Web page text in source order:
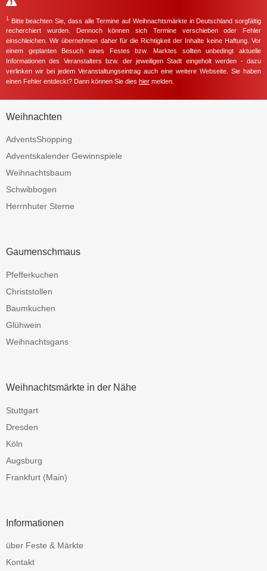
1
Bitte beachten Sie, dass alle Termine auf Weihnachtsmärkte in Deutschland sorgfältig
recherchiert wurden. Dennoch können sich Termine verschieben oder Fehler
einschleichen. Wir übernehmen daher für die Richtigkeit der Inhalte keine Haftung. Vor
einem geplanten Besuch eines Festes bzw. Marktes sollten unbedingt aktuelle
Informationen des Veranstalters bzw. der jeweiligen Stadt eingeholt werden - dazu
verlinken wir bei jedem Veranstaltungseintrag auch eine weitere Webseite. Sie haben
einen Fehler entdeckt? Dann können Sie dies hier melden.
Weihnachten
AdventsShopping
Adventskalender Gewinnspiele
Weihnachtsbaum
Schwibbogen
Herrnhuter Sterne
Gaumenschmaus
Pfefferkuchen
Christstollen
Baumkuchen
Glühwein
Weihnachtsgans
Weihnachtsmärkte in der Nähe
Stuttgart
Dresden
Köln
Augsburg
Frankfurt (Main)
Informationen
über Feste & Märkte
Kontakt